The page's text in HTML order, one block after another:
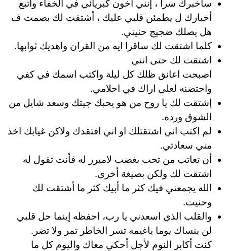
سأخبرك سرا ، إنني أخون كبريائي في الخفاء وأتبع
أخبارك ل يطمئن قلبي عليك ، أشتقت لك بصمت ف
هل يصلك ضجيج حنيني.
كلما اشتقت لك ساقرا ايه من القران واهديك ثوابها.
اشتقت لك حتى انني
اصبحت اعانق ظلك كل ليلة واكتب اسمك في كفي
واحتضنه لعلي اراك في احلامي.
إشتقت لك يا روح من هو يحبك جيتك وسعد شايل من
الشوق ورده.
لم اكتب اني اشتقتلك او اني افتقدك ولاكن غيابك اخذ
مني سعادتي.
أن تعاتب من تحب بغضب لامبرر له فأنت تقول له
اشتقت لك ولكن بصيغة أخرى.
الله يجمعني فيك كثر ما أبيك كثر ما أشتقت لك
وحنيت.
والقلب الذي اسعدني يا رب، احفظه إينما حل قلبي
لن ينساك يوما ياغيمه تسر الخاطر تمر ولا تضر.
كنت أكابر النوم لأجل أحكي معاك واليوم كل ما